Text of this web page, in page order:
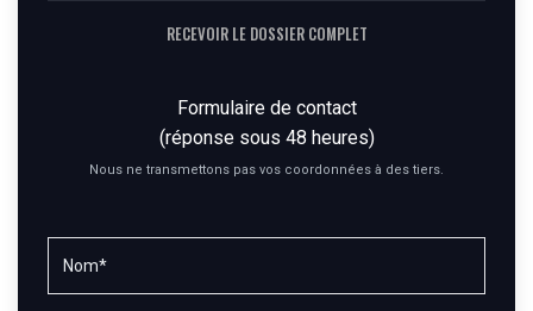
RECEVOIR LE DOSSIER COMPLET
Formulaire de contact
(réponse sous 48 heures)
Nous ne transmettons pas vos coordonnées à des tiers.